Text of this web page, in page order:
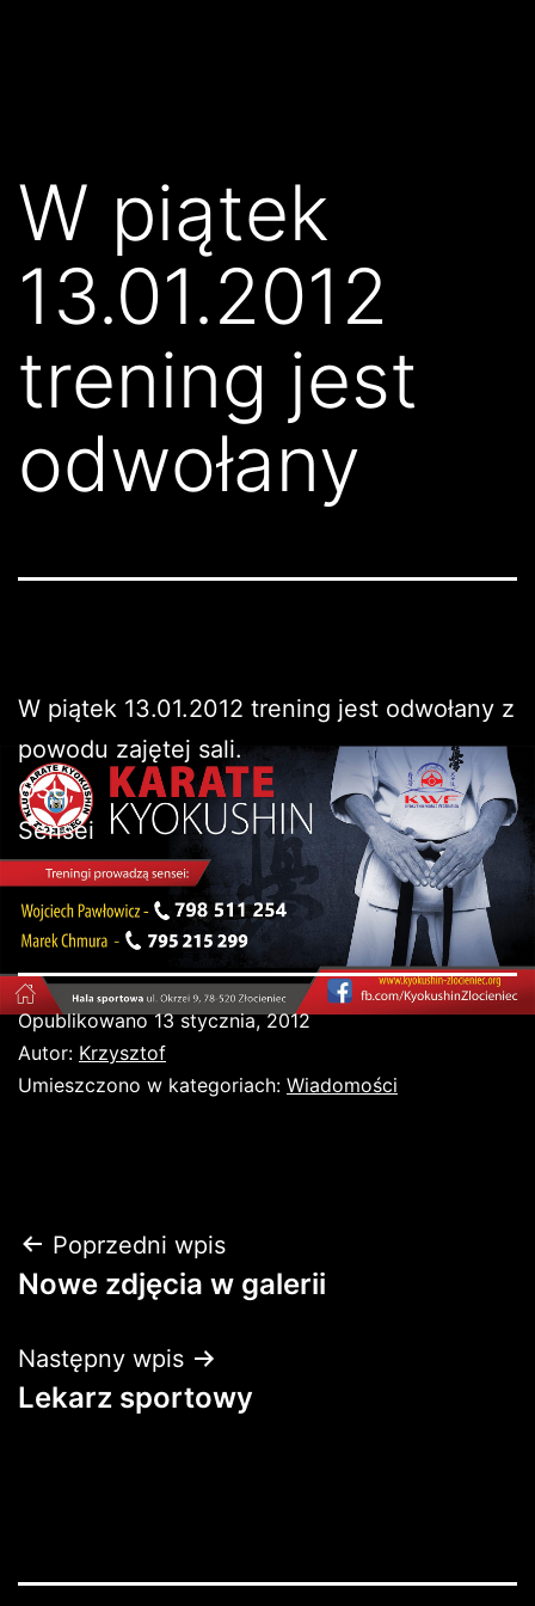
W piątek
13.01.2012
trening jest
odwołany
W piątek 13.01.2012 trening jest odwołany z
powodu zajętej sali.
OSU,
Sensei
Opublikowano13 stycznia, 2012
Autor: Krzysztof
Umieszczono w kategoriach: Wiadomości
Nawigacja
wpisu
Poprzedni wpis
Nowe zdjęcia w galerii
Następny wpis
Lekarz sportowy